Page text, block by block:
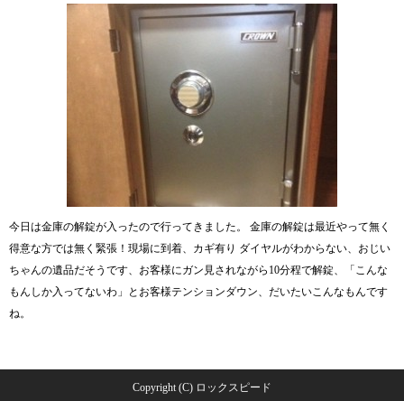
今日は金庫の解錠が入ったので行ってきました。 金庫の解錠は最近やって無く
得意な方では無く緊張！現場に到着、カギ有り ダイヤルがわからない、おじい
ちゃんの遺品だそうです、お客様にガン見されながら10分程で解錠、「こんな
もんしか入ってないわ」とお客様テンションダウン、だいたいこんなもんです
ね。
Copyright (C) ロックスピード